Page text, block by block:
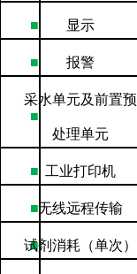
■ 显示
■ 报警
■
采水单元及前置预
处理单元
■ 工业打印机
■无线远程传输
■
试剂消耗（单次）